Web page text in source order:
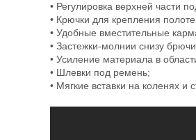
• Регулировка верхней части
• Крючки для крепления
• Удобные вместительные
• Застежки-молнии снизу
• Усиление материала в
• Шлевки под ремень;
• Мягкие вставки на коленях